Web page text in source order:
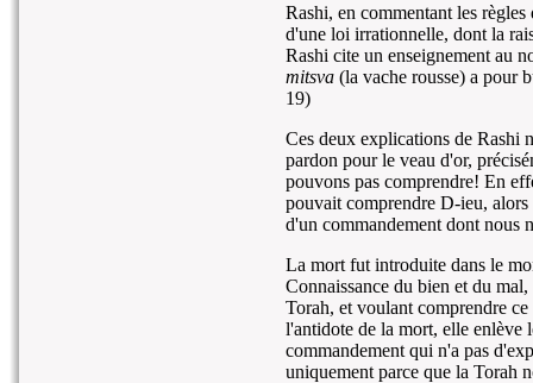
Rashi, en commentant les
d'une loi irrationnelle, dont la
Rashi cite un enseignement au
mitsva (la vache rousse) a pour
19)
Ces deux explications de Rashi
pardon pour le veau d'or,
pouvons pas comprendre! En
pouvait comprendre D-ieu,
d'un commandement dont nous
La mort fut introduite dans le
Connaissance du bien et du
Torah, et voulant comprendre
l'antidote de la mort, elle enlève
commandement qui n'a pas
uniquement parce que la Torah